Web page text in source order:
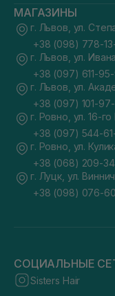
МАГАЗИНЫ
г. Львов, ул.
+38 (098) 778-
г. Львов, ул.
+38 (097) 611-
г. Львов, ул.
+38 (097) 101-97-
г. Ровно, ул. 16-
+38 (097) 544-
г. Ровно, ул.
+38 (068) 209-
г. Луцк, ул.
+38 (098) 076-
СОЦИАЛЬНЫЕ
Sisters Hair